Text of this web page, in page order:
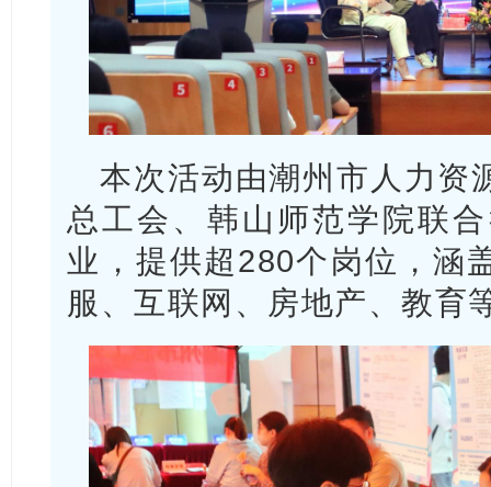
本次活动由潮州市人力资
总工会、韩山师范学院联
业，提供超280个岗位，涵
服、互联网、房地产、教育